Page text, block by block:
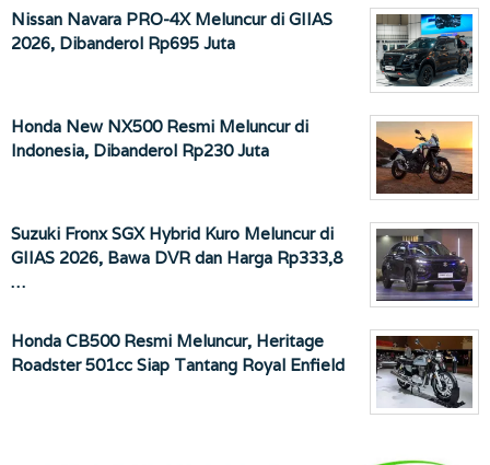
Nissan Navara PRO-4X Meluncur di GIIAS
2026, Dibanderol Rp695 Juta
Honda New NX500 Resmi Meluncur di
Indonesia, Dibanderol Rp230 Juta
Suzuki Fronx SGX Hybrid Kuro Meluncur di
GIIAS 2026, Bawa DVR dan Harga Rp333,8
…
Honda CB500 Resmi Meluncur, Heritage
Roadster 501cc Siap Tantang Royal Enfield